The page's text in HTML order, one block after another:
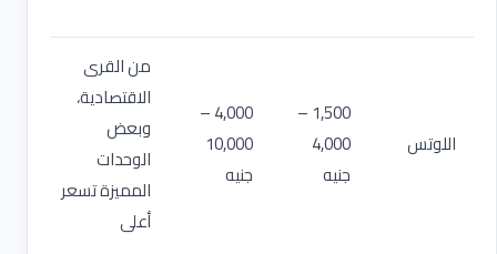
اللوتس
1,500 –
4,000
جنيه
4,000 –
10,000
جنيه
من القرى
الاقتصادية،
وبعض
الوحدات
المميزة تسعر
أعلى